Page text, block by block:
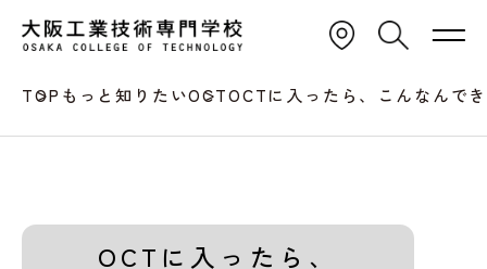
TOP もっと知りたいOCTOCTに入ったら、こんなんで
OCTに入ったら、